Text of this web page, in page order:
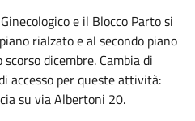
e il Blocco Parto si
rialzato e al secondo piano
dicembre. Cambia di
accesso per queste attività:
su via Albertoni 20.